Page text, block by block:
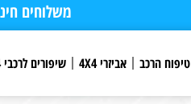
משלוחים חינם
טיפוח הרכב אביזרי 4X4 שיפורים לרכבי 4X4